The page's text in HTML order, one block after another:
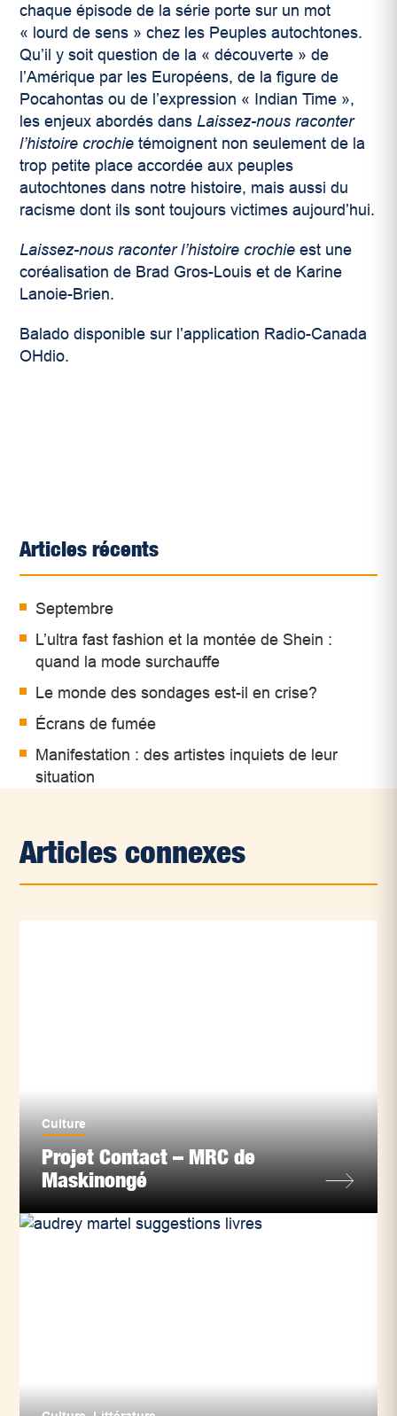
chaque épisode de la série porte sur un mot
« lourd de sens » chez les Peuples autochtones.
Qu’il y soit question de la « découverte » de
l’Amérique par les Européens, de la figure de
Pocahontas ou de l’expression « Indian Time »,
les enjeux abordés dansLaissez-nous raconter
l’histoire crochietémoignent non seulement de la
trop petite place accordée aux peuples
autochtones dans notre histoire, mais aussi du
racisme dont ils sont toujours victimes aujourd’hui.
Laissez-nous raconter l’histoire crochie est une
coréalisation de Brad Gros-Louis et de Karine
Lanoie-Brien.
Balado disponible sur l’application Radio-Canada
OHdio.
Articles récents
Septembre
L’ultra fast fashion et la montée de Shein :
quand la mode surchauffe
Le monde des sondages est-il en crise?
Écrans de fumée
Manifestation : des artistes inquiets de leur
situation
Articles connexes
Culture
Projet Contact – MRC de
Maskinongé